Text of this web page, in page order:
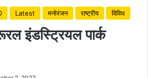
Latest मनोरंजन राष्ट्रीय विविध
इंडस्ट्रियल पार्क